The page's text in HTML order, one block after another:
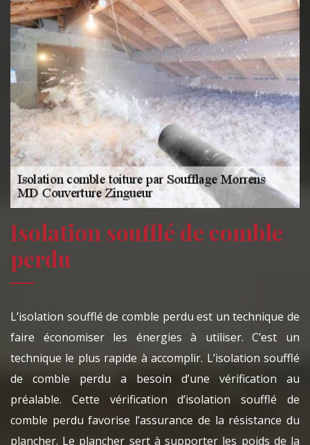
Isolation soufflé de comble
perdu
L’isolation soufflé de comble perdu est un technique de
faire économiser les énergies à utiliser. C’est un
technique le plus rapide à accomplir. L’isolation soufflé
de comble perdu a besoin d’une vérification au
préalable. Cette vérification d’isolation soufflé de
comble perdu favorise l’assurance de la résistance du
plancher. Le plancher sert à supporter les poids de la